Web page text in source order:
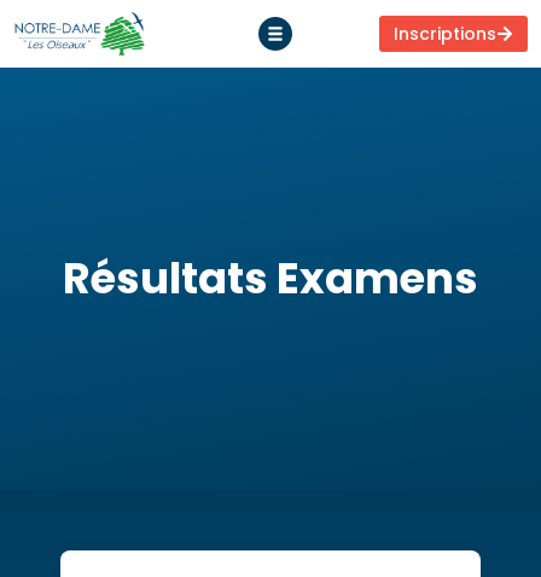
Inscriptions
Résultats Examens